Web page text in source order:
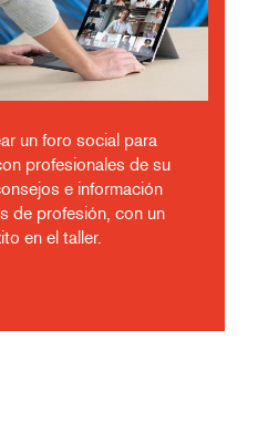
un foro social para
profesionales de su
e información
de profesión, con un
en el taller.